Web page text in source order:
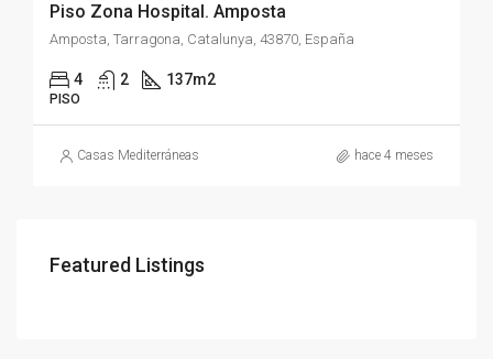
Piso Zona Hospital. Amposta
Amposta, Tarragona, Catalunya, 43870, España
4 2 137m2
PISO
Casas Mediterráneas hace 4 meses
Featured Listings